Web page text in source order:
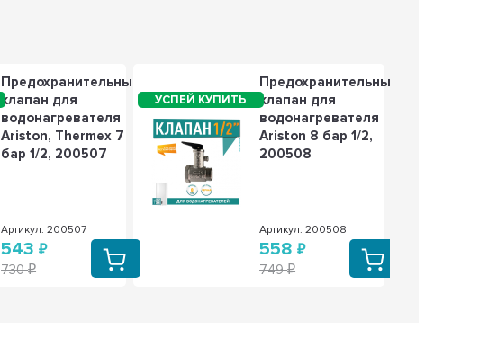
Предохранительный
клапан для
водонагревателя
Ariston, Thermex 7
бар 1/2, 200507
Артикул: 200507
543
730
Предохранительный
клапан для
водонагревателя
Ariston 8 бар 1/2,
200508
Артикул: 200508
558
749